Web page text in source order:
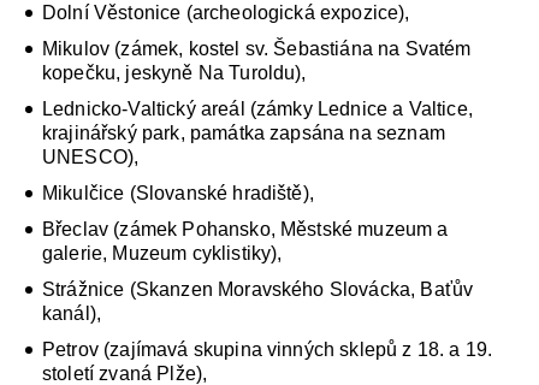
Dolní Věstonice (archeologická expozice),
Mikulov (zámek, kostel sv. Šebastiána na Svatém
kopečku, jeskyně Na Turoldu),
Lednicko-Valtický areál (zámky Lednice a Valtice,
krajinářský park, památka zapsána na seznam
UNESCO),
Mikulčice (Slovanské hradiště),
Břeclav (zámek Pohansko, Městské muzeum a
galerie, Muzeum cyklistiky),
Strážnice (Skanzen Moravského Slovácka, Baťův
kanál),
Petrov (zajímavá skupina vinných sklepů z 18. a 19.
století zvaná Plže),